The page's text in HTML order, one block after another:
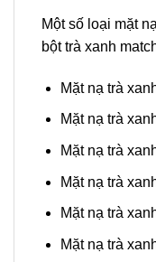
Một số loại mặt
bột trà xanh
Mặt nạ trà
Mặt nạ trà
Mặt nạ trà
Mặt nạ trà
Mặt nạ trà
Mặt nạ trà